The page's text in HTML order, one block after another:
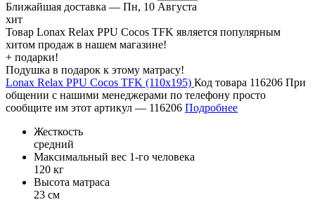
Ближайшая доставка — Пн, 10 Августа
хит
Товар Lonax Relax PPU Cocos TFK является популярным
хитом продаж в нашем магазине!
+ подарки!
Подушка в подарок к этому матрасу!
Lonax Relax PPU Cocos TFK (110х195) Код товара 116206 При
общении с нашими менеджерами по телефону просто
сообщите им этот артикул — 116206 Подробнее
Жесткость
средний
Максимальный вес 1-го человека
120 кг
Высота матраса
23 см